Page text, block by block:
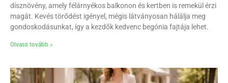
dísznövény, amely félárnyékos balkonon és kertben is remekül érzi
magát. Kevés törődést igényel, mégis látványosan hálálja meg
gondoskodásunkat, így a kezdők kedvenc begónia fajtája lehet.
Olvass tovább »